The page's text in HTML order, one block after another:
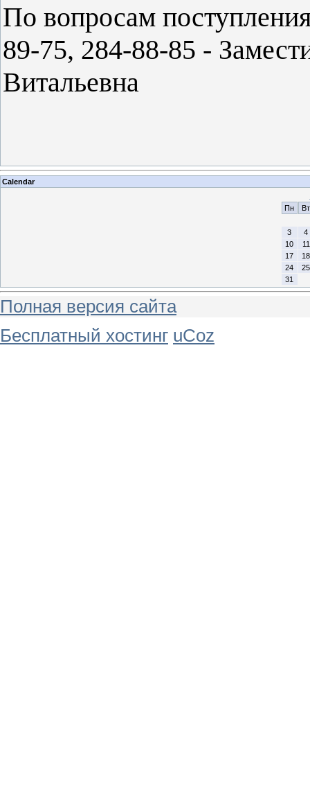
По вопросам
89-75, 284-88-85 -
Витальевна
Calendar
Пн
Вт
3
4
10
11
17
18
24
25
31
Полная версия сайта
Бесплатный хостинг uCoz